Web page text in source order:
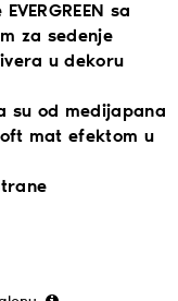
sa
za sedenje
u dekoru
su od medijapana
mat efektom u